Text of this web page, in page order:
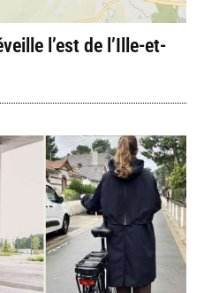
l’est de l’Ille-et-